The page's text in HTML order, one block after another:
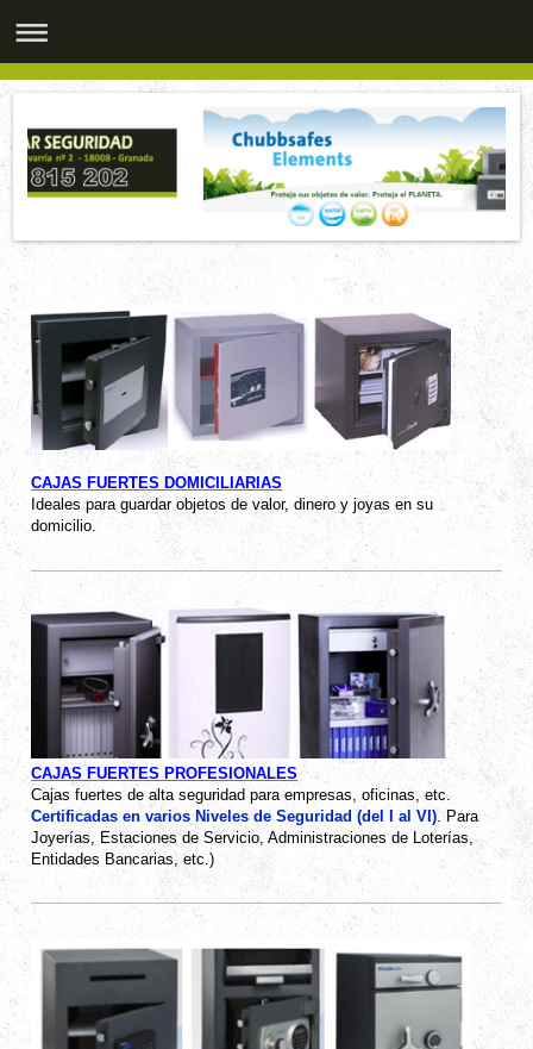
CAJAS FUERTES DOMICILIARIAS
Ideales para guardar objetos de valor, dinero y joyas en su
domicilio.
CAJAS FUERTES PROFESIONALES
Cajas fuertes de alta seguridad para empresas, oficinas, etc.
Certificadas en varios Niveles de Seguridad (del I al VI) . Para
Joyerías, Estaciones de Servicio, Administraciones de Loterías,
Entidades Bancarias, etc.)